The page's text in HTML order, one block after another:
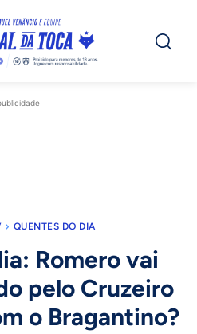
QUENTES DO DIA
Romero vai
pelo Cruzeiro
o Bragantino?